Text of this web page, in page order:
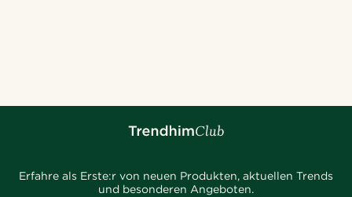
Erfahre als Erste:r von neuen Produkten, aktuellen Trends
und besonderen Angeboten.